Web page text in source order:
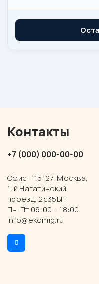
Контакты
+7 (000) 000-00-00
Офис: 115127, Москва,
1-й Нагатинский
проезд, 2с35БН
Пн-Пт 09:00 – 18:00
info@ekomig.ru